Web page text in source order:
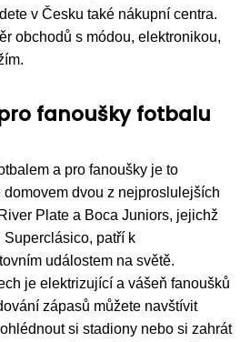
v Česku také nákupní centra.
obchodů s módou, elektronikou,
fanoušky fotbalu
a pro fanoušky je to
dvou z nejproslulejších
Plate a Boca Juniors, jejichž
Superclásico, patří k
událostem na světě.
je elektrizující a vášeň fanoušků
zápasů můžete navštívit
si stadiony nebo si zahrát